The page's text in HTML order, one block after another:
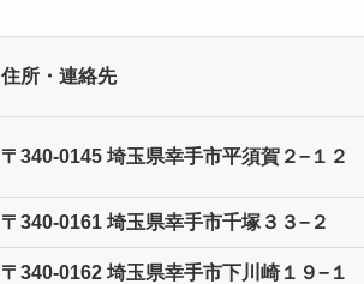
住所・連絡先
〒340-0145 埼玉県幸手市平須賀２−１２
〒340-0161 埼玉県幸手市千塚３３−２
〒340-0162 埼玉県幸手市下川崎１９−１